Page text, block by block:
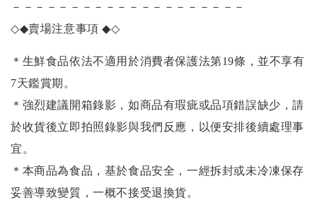
－－－－－－－－－－－－－－－－－－－－
◇◆賣場注意事項◆◇
＊生鮮食品依法不適用於消費者保護法第19條，並不享有
7天鑑賞期。
＊強烈建議開箱錄影，如商品有瑕疵或品項錯誤缺少，請
於收貨後立即拍照錄影與我們反應，以便安排後續處理事
宜。
＊本商品為食品，基於食品安全，一經拆封或未冷凍保存
妥善導致變質，一概不接受退換貨。